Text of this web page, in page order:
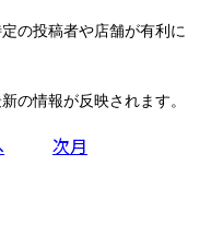
の投稿者や店舗が有利に
の情報が反映されます。
次月